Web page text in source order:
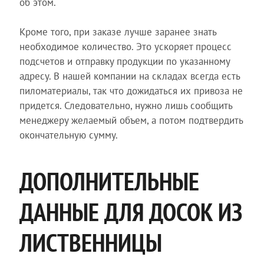
Кроме того, при заказе лучше заранее знать
необходимое количество. Это ускоряет процесс
подсчетов и отправку продукции по указанному
адресу. В нашей компании на складах всегда есть
пиломатериалы, так что дожидаться их привоза не
придется. Следовательно, нужно лишь сообщить
менеджеру желаемый объем, а потом подтвердить
окончательную сумму.
ДОПОЛНИТЕЛЬНЫЕ
ДАННЫЕ ДЛЯ ДОСОК ИЗ
ЛИСТВЕННИЦЫ